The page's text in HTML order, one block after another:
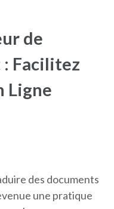
de
Facilitez
Ligne
des documents
une pratique